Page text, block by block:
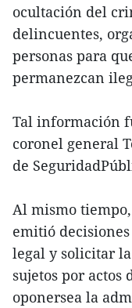
ocultación del
delincuentes,
personas para
permanezcan
Tal información
coronel general
de
Al mismo
emitió
legal y solicitar
sujetos por
oponersea la